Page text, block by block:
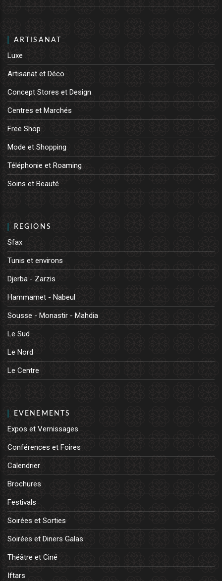
ARTISANAT
Luxe
Artisanat et Déco
Concept Stores et Design
Centres et Marchés
Free Shop
Mode et Shopping
Téléphonie et Roaming
Soins et Beauté
REGIONS
Sfax
Tunis et environs
Djerba - Zarzis
Hammamet - Nabeul
Sousse - Monastir - Mahdia
Le Sud
Le Nord
Le Centre
EVENEMENTS
Expos et Vernissages
Conférences et Foires
Calendrier
Brochures
Festivals
Soirées et Sorties
Soirées et Diners Galas
Théâtre et Ciné
Iftars